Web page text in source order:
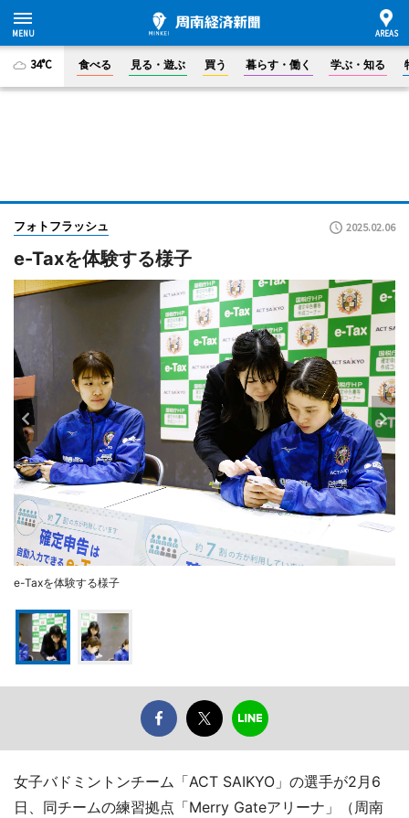
34°C 食べる 見る・遊ぶ 買う 暮らす・働く 学ぶ・知る
フォトフラッシュ 2025.02.06
e-Taxを体験する様子
e-Taxを体験する様子
女子バドミントンチーム「ACT SAIKYO」の選手が2月6
日、同チームの練習拠点「Merry Gateアリーナ」（周南